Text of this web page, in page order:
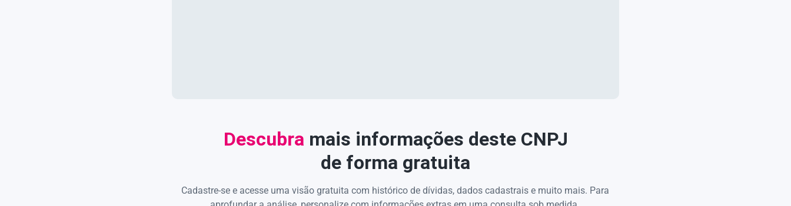
Descubra mais informações deste CNPJ
de forma gratuita
Cadastre-se e acesse uma visão gratuita com histórico de dívidas, dados cadastrais e muito mais. Para